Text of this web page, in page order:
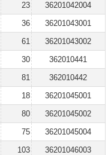
23
36201042004
36
36201043001
61
36201043002
30
362010441
81
362010442
18
36201045001
80
36201045002
75
36201045004
103
36201046003